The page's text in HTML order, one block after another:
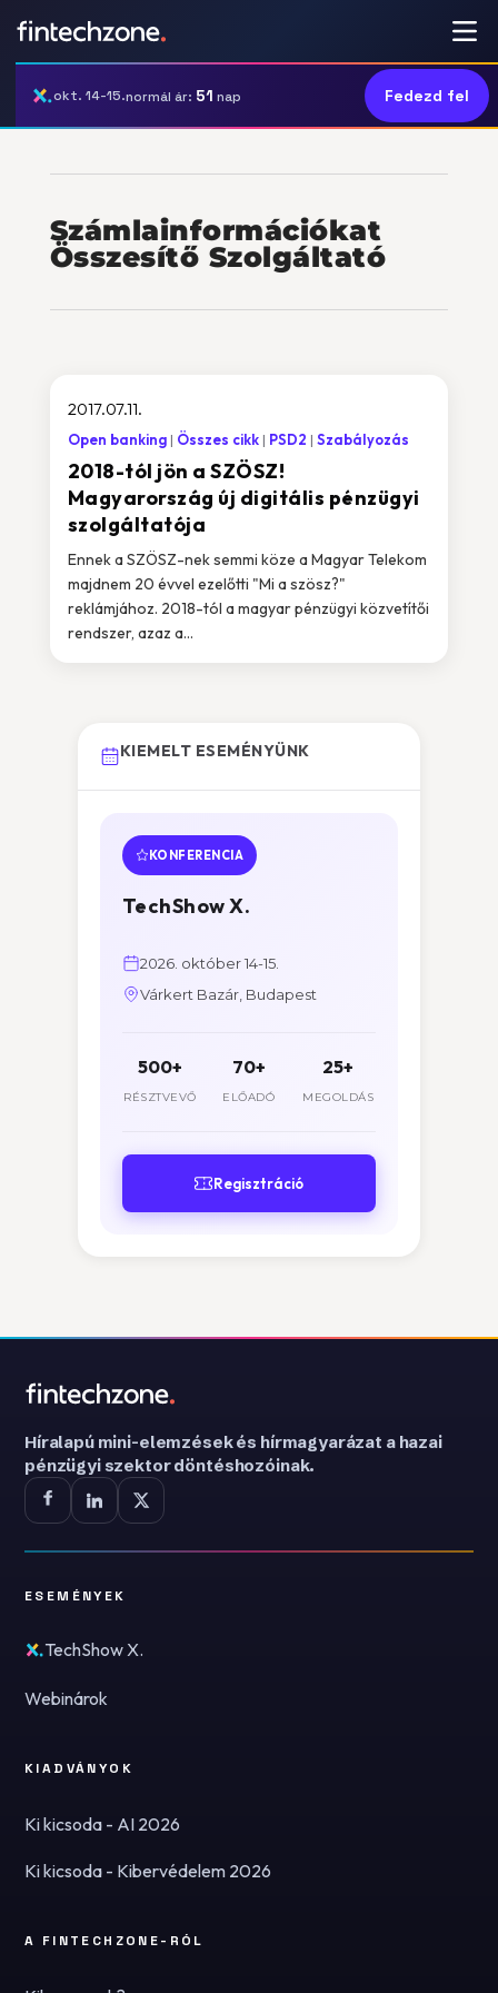
okt. 14-15.normál ár: 51 nap Fedezd fel
Számlainformációkat
Összesítő Szolgáltató
2018-tól jön a SZÖSZ!
Magyarország új digitális pénzügyi
szolgáltatója
2017.07.11.
Open banking Összes cikk PSD2 Szabályozás
Ennek a SZÖSZ-nek semmi köze a Magyar Telekom
majdnem 20 évvel ezelőtti "Mi a szösz?"
reklámjához. 2018-tól a magyar pénzügyi közvetítői
rendszer, azaz a...
KIEMELT ESEMÉNYÜNK
KONFERENCIA
TechShow X.
2026. október 14-15.
Várkert Bazár, Budapest
500+
RÉSZTVEVŐ
70+
ELŐADÓ
25+
MEGOLDÁS
Regisztráció
Híralapú mini-elemzések és hírmagyarázat a hazai
pénzügyi szektor döntéshozóinak.
ESEMÉNYEK
TechShow X.
Webinárok
KIADVÁNYOK
Ki kicsoda - AI 2026
Ki kicsoda - Kibervédelem 2026
A FINTECHZONE-RÓL